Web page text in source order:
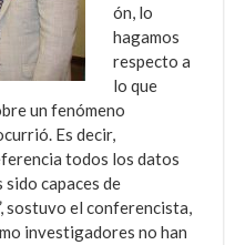
ón, lo
hagamos
respecto a
lo que
un fenómeno
Es decir,
todos los datos
sido capaces de
sostuvo el conferencista,
investigadores no han